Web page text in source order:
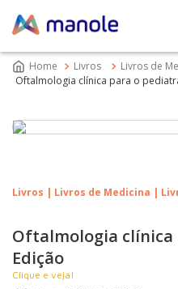
Livros Livros de
Oftalmologia clínica para o
Livros | Livros de Medicina |
Oftalmologia clínica
Edição
Clique e veja!